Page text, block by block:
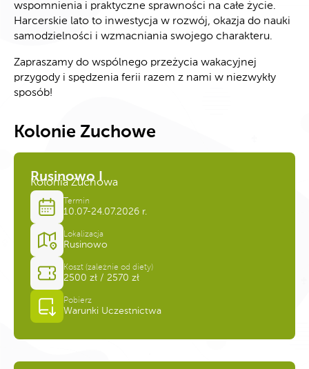
wspomnienia i praktyczne sprawności na całe życie.
Harcerskie lato to inwestycja w rozwój, okazja do nauki
samodzielności i wzmacniania swojego charakteru.
Zapraszamy do wspólnego przeżycia wakacyjnej
przygody i spędzenia ferii razem z nami w niezwykły
sposób!
Kolonie Zuchowe
Rusinowo I
Kolonia Zuchowa
Termin
10.07-24.07.2026 r.
Lokalizacja
Rusinowo
Koszt (zależnie od diety)
2500 zł / 2570 zł
Pobierz
Warunki Uczestnictwa